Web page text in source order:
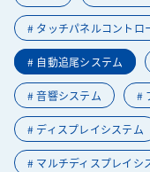
# タッチパネルコントロ
# 自動追尾システム
#音響システム #
# ディスプレイシステム
# マルチディスプレイシ